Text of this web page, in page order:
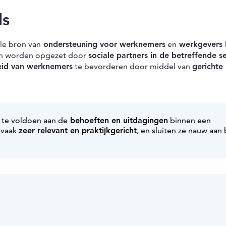
bron van ondersteuning voor werknemers en werkgevers
worden opgezet door sociale partners in de betreffende
van werknemers te bevorderen door middel van gerichte
voldoen aan de behoeften en uitdagingen binnen een
zeer relevant en praktijkgericht, en sluiten ze nauw aan